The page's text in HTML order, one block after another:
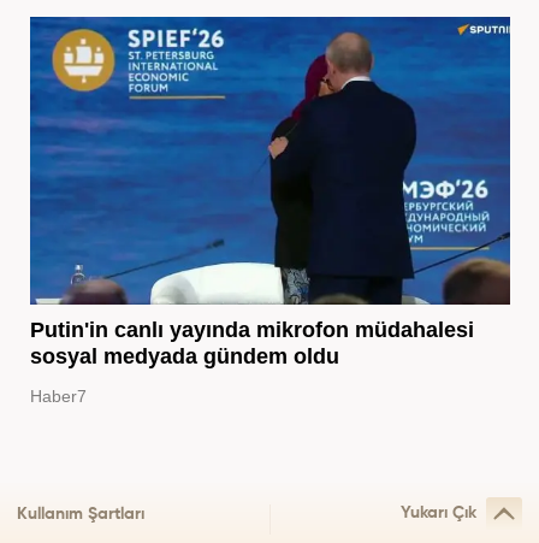
Putin'in canlı yayında mikrofon müdahalesi
sosyal medyada gündem oldu
Haber7
Kullanım Şartları Yukarı Çık